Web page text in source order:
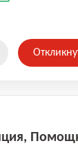
бренды